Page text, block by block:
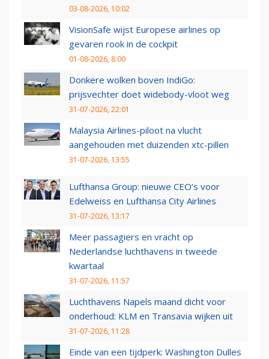
03-08-2026, 10:02
VisionSafe wijst Europese airlines op
gevaren rook in de cockpit
01-08-2026, 8:00
Donkere wolken boven IndiGo:
prijsvechter doet widebody-vloot weg
31-07-2026, 22:01
Malaysia Airlines-piloot na vlucht
aangehouden met duizenden xtc-pillen
31-07-2026, 13:55
Lufthansa Group: nieuwe CEO’s voor
Edelweiss en Lufthansa City Airlines
31-07-2026, 13:17
Meer passagiers en vracht op
Nederlandse luchthavens in tweede
kwartaal
31-07-2026, 11:57
Luchthavens Napels maand dicht voor
onderhoud: KLM en Transavia wijken uit
31-07-2026, 11:28
Einde van een tijdperk: Washington Dulles